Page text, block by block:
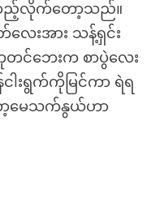
ထည့်လိုက်တော့သည်။
ေးအား သန့်ရှင်း
င်ဘေးက စာပွဲလေး
ါးရွက်ကိုမြင်ကာ ရဲရ
မေသက်နွယ်ဟာ